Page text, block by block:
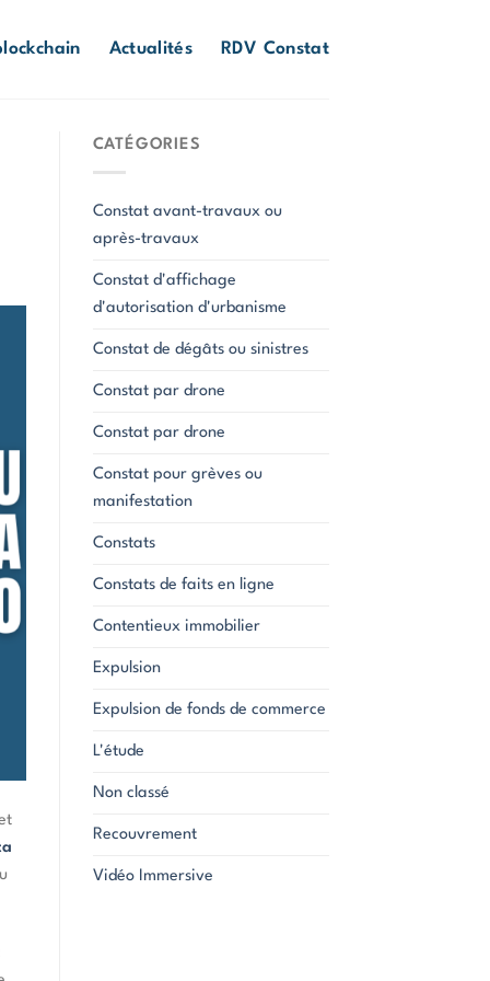
Actualités RDV Constat
CATÉGORIES
Constat avant-travaux ou
après-travaux
Constat d'affichage
d'autorisation d'urbanisme
Constat de dégâts ou sinistres
Constat par drone
Constat par drone
Constat pour grèves ou
manifestation
Constats
Constats de faits en ligne
Contentieux immobilier
Expulsion
Expulsion de fonds de commerce
L'étude
Non classé
Recouvrement
Vidéo Immersive